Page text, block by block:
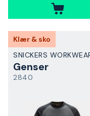
Klær & sko
SNICKERS
Genser
2840